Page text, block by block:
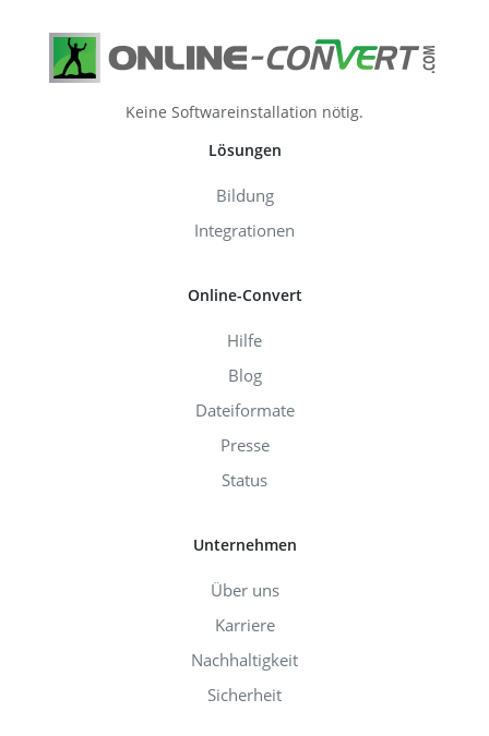
Keine Softwareinstallation nötig.
Lösungen
Bildung
Integrationen
Online-Convert
Hilfe
Blog
Dateiformate
Presse
Status
Unternehmen
Über uns
Karriere
Nachhaltigkeit
Sicherheit